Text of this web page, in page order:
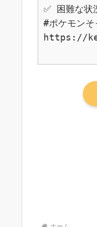
✅ 困難な状
#ポケモンそ
https://